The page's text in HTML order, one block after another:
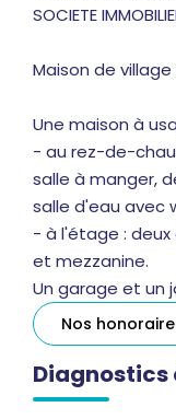
SOCIETE
Maison de
Une maison à
- au rez-de-
salle à manger,
salle d'eau avec
- à l'étage :
et mezzanine.
Un garage et un
Nos